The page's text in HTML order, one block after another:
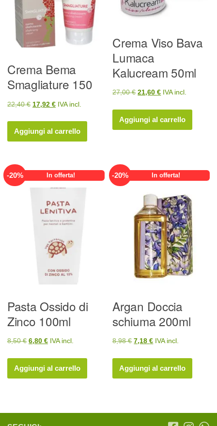
Crema Bema
Smagliature 150
22,40€ Il
originale
era:
17,92 €Il
attuale
è:
IVA incl.
Aggiungi al carrello
Crema Viso Bava
Lumaca
Kalucream 50ml
27,00€ Il
originale
era:
21,60€Il
attuale
è:
IVA incl.
Aggiungi al carrello
-20% In offerta!
Pasta Ossido di
Zinco 100ml
8,50€ Il
originale
era:
6,80 €Il
attuale
è:
IVA incl.
Aggiungi al carrello
-20% In offerta!
Argan Doccia
schiuma 200ml
8,98€ Il
originale
era:
7,18€Il
attuale
è:
IVA incl.
Aggiungi al carrello